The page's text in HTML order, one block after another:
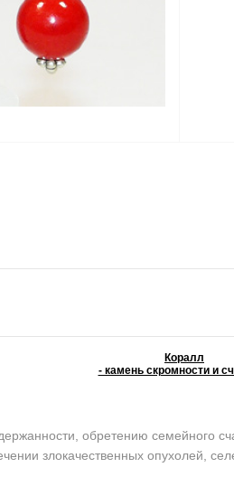
Коралл
- камень скромности и
обретению семейного
злокачественных опухолей,